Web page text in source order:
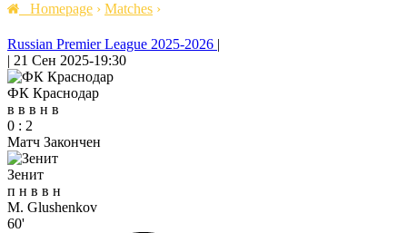
Homepage › Matches ›
Russian Premier League 2025-2026 |
| 21 Сен 2025-19:30
ФК Краснодар
в в в н в
0 : 2
Матч Закончен
Зенит
п н в в н
M. Glushenkov
60'